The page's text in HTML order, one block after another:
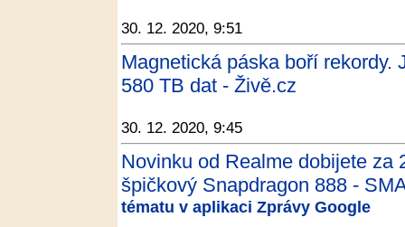
30. 12. 2020, 9:51
Magnetická páska boří rekordy.
580 TB dat - Živě.cz
30. 12. 2020, 9:45
Novinku od Realme dobijete za
špičkový Snapdragon 888 -
tématu v aplikaci Zprávy Google